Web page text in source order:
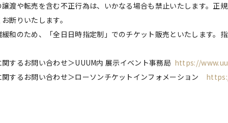
渡や転売を含む不正行為は、いかなる場合も禁止いたします。正
断りいたします。
和のため、「全日日時指定制」でのチケット販売といたします。
するお問い合わせ＞UUUM内 展示イベント事務局 https://
関するお問い合わせ＞ローソンチケットインフォメーション